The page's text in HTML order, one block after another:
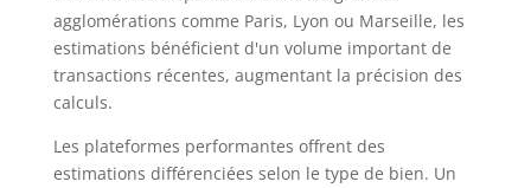
agglomérations comme Paris, Lyon ou Marseille, les
estimations bénéficient d'un volume important de
transactions récentes, augmentant la précision des
calculs.
Les plateformes performantes offrent des
estimations différenciées selon le type de bien. Un